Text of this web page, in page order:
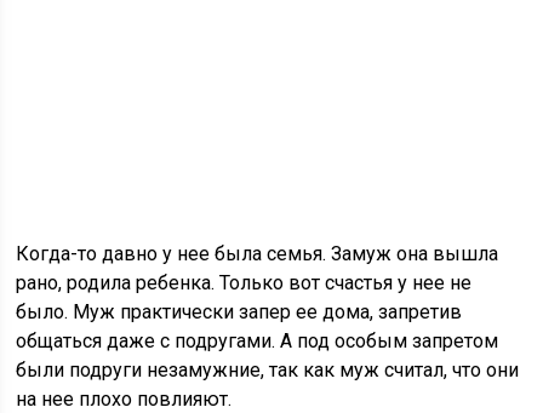
Когда-то давно у нее была семья. Замуж она вышла
рано, родила ребенка. Только вот счастья у нее не
было. Муж практически запер ее дома, запретив
общаться даже с подругами. А под особым запретом
были подруги незамужние, так как муж считал, что они
на нее плохо повлияют.